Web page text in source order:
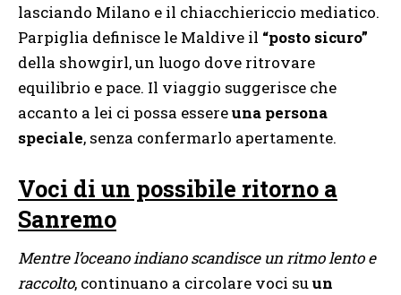
lasciando Milano e il chiacchiericcio mediatico.
Parpiglia definisce le Maldive il “posto sicuro”
della showgirl, un luogo dove ritrovare
equilibrio e pace. Il viaggio suggerisce che
accanto a lei ci possa essereuna persona
speciale, senza confermarlo apertamente.
Voci di un possibile ritorno a
Sanremo
Mentre l’oceano indiano scandisce un ritmo lento e
raccolto, continuano a circolare voci suun